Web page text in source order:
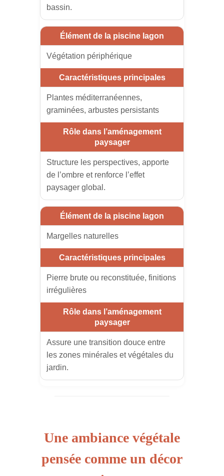
bassin.
Végétation périphérique
Plantes méditerranéennes,
graminées, arbustes persistants
Structure les perspectives, apporte
de l’ombre et renforce l’effet
paysager global.
Margelles naturelles
Pierre brute ou reconstituée, finitions
irrégulières
Assure une transition douce entre
les zones minérales et végétales du
jardin.
Une ambiance végétale
pensée comme un décor